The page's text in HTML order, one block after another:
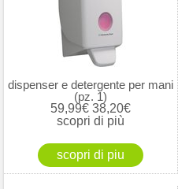
dispenser e detergente per mani
(pz. 1)
59,99€38,20€
scopri di più